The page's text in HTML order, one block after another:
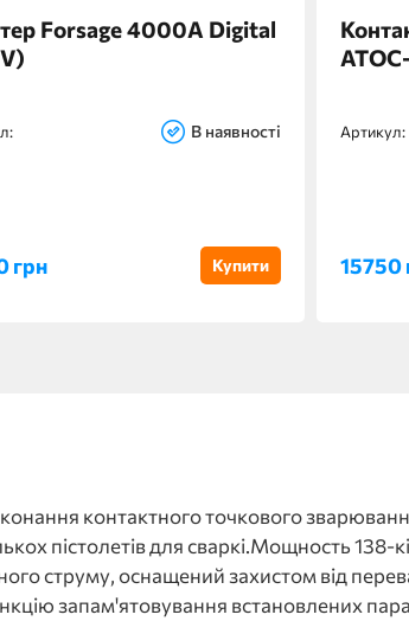
Forsage 4000A Digital
В наявності
грн Купити
Артикул:
15750
контактного точкового
пістолетів для сваркі.Мощность
струму, оснащений захистом від
запам'ятовування встановлених